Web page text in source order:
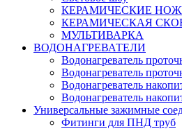
КЕРАМИЧЕСКИЕ
КЕРАМИЧЕСКАЯ
МУЛЬТИВАРКА
ВОДОНАГРЕВАТЕЛИ
Водонагреватель
Водонагреватель
Водонагреватель
Водонагреватель
Универсальные зажимные
Фитинги для ПНД труб